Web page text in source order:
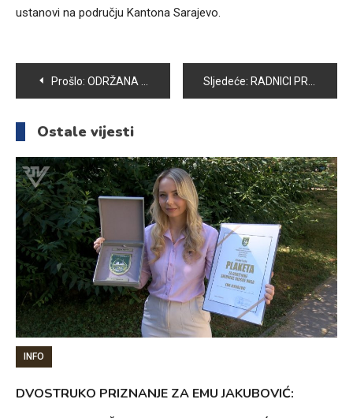
ustanovi na području Kantona Sarajevo.
Navigacija
članaka
Prošlo: ODRŽANA SKUPŠTINA UDRUŽENJA BORACA “PATRIOTSKA LIGA” OPĆINE VOGOŠĆA Sljedeće: RADNICI PRETISA STUPILI U ŠTRAJK UPOZORENJA
Ostale vijesti
INFO
DVOSTRUKO PRIZNANJE ZA EMU JAKUBOVIĆ: